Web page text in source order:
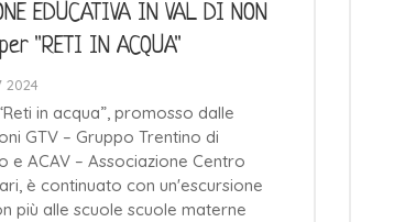
EDUCATIVA IN VAL DI NON
per "RETI IN ACQUA"
2024
in acqua”, promosso dalle
GTV – Gruppo Trentino di
e ACAV – Associazione Centro
è continuato con un'escursione
più alle scuole scuole materne